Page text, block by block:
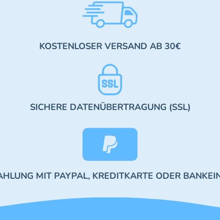
KOSTENLOSER VERSAND AB 30€
SICHERE DATENÜBERTRAGUNG (SSL)
MIT PAYPAL, KREDITKARTE ODER